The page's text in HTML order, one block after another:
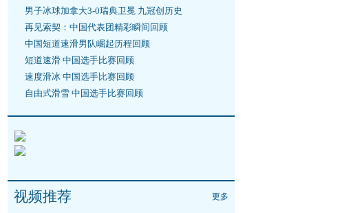
男子冰球加拿大3-0瑞典卫冕 九冠创历史
再见索契：中国代表团精彩瞬间回顾
中国短道速滑男队崛起历程回顾
短道速滑 中国选手比赛回顾
速度滑冰 中国选手比赛回顾
自由式滑雪 中国选手比赛回顾
视频推荐 更多